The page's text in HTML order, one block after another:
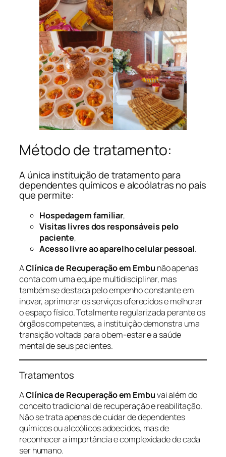
Método de tratamento:
A única instituição de tratamento para
dependentes químicos e alcoólatras no país
que permite:
Hospedagem familiar,
Visitas livres dos responsáveis pelo
paciente,
Acesso livre ao aparelho celular pessoal.
AClínica de Recuperação em Embu não apenas
conta com uma equipe multidisciplinar, mas
também se destaca pelo empenho constante em
inovar, aprimorar os serviços oferecidos e melhorar
o espaço físico. Totalmente regularizada perante os
órgãos competentes, a instituição demonstra uma
transição voltada para o bem-estar e a saúde
mental de seus pacientes.
Tratamentos
AClínica de Recuperação em Embuvai além do
conceito tradicional de recuperação e reabilitação.
Não se trata apenas de cuidar de dependentes
químicos ou alcoólicos adoecidos, mas de
reconhecer a importância e complexidade de cada
ser humano.